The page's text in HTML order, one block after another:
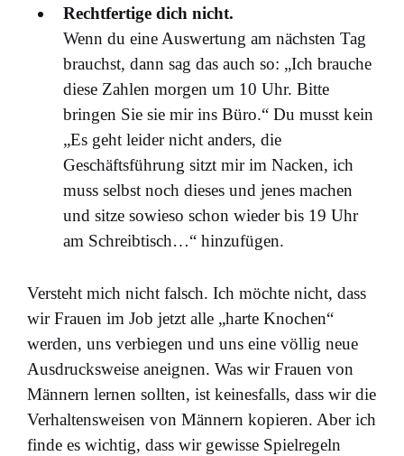
Rechtfertige dich nicht.
Wenn du eine Auswertung am nächsten Tag
brauchst, dann sag das auch so: „Ich brauche
diese Zahlen morgen um 10 Uhr. Bitte
bringen Sie sie mir ins Büro.“ Du musst kein
„Es geht leider nicht anders, die
Geschäftsführung sitzt mir im Nacken, ich
muss selbst noch dieses und jenes machen
und sitze sowieso schon wieder bis 19 Uhr
am Schreibtisch…“ hinzufügen.
Versteht mich nicht falsch. Ich möchte nicht, dass
wir Frauen im Job jetzt alle „harte Knochen“
werden, uns verbiegen und uns eine völlig neue
Ausdrucksweise aneignen. Was wir Frauen von
Männern lernen sollten, ist keinesfalls, dass wir die
Verhaltensweisen von Männern kopieren. Aber ich
finde es wichtig, dass wir gewisse Spielregeln